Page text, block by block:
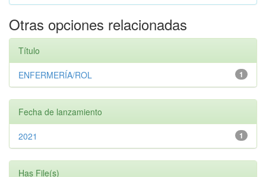
Otras opciones relacionadas
Título
1
ENFERMERÍA/ROL
Fecha de lanzamiento
1
2021
Has File(s)